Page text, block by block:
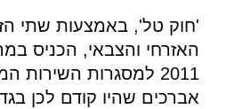
'חוק טל', באמצעות שתי
אברכים שהיו קודם לכן